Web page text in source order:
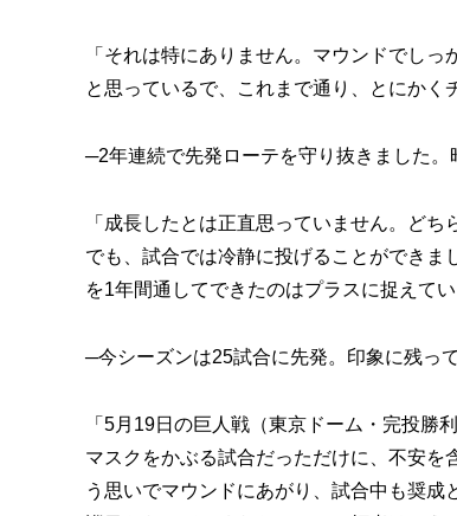
「それは特にありません。マウンドでし
と思っているで、これまで通り、とにかく
─2年連続で先発ローテを守り抜きました
「成長したとは正直思っていません。ど
でも、試合では冷静に投げることができま
を1年間通してできたのはプラスに捉えてい
─今シーズンは25試合に先発。印象に残っ
「5月19日の巨人戦（東京ドーム・完投勝
マスクをかぶる試合だっただけに、不安
う思いでマウンドにあがり、試合中も奨